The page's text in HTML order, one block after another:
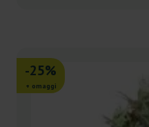
-25%
+ omaggi